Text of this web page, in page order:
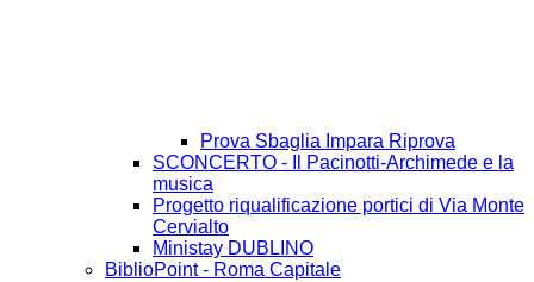
Prova Sbaglia Impara Riprova
SCONCERTO - Il Pacinotti-Archimede e la
musica
Progetto riqualificazione portici di Via Monte
Cervialto
Ministay DUBLINO
BiblioPoint - Roma Capitale